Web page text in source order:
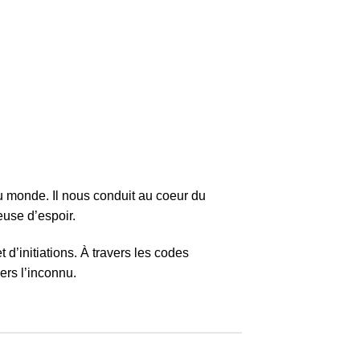
Il nous conduit au coeur du
d’espoir.
À travers les codes
l’inconnu.